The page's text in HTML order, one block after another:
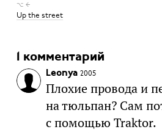
⌥ ←
Up the street
1 комментарий
Leonya 2005
Плохие провода и
на тюльпан? Сам
с помощью Traktor.